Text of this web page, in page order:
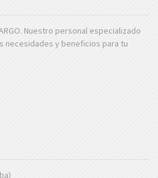
Nuestro personal especializado
necesidades y beneficios para tu